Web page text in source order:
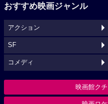
おすすめ映画ジャンル
アクション
SF
コメディ
映画館ク